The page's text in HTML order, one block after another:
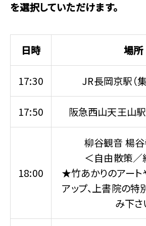
を選択していただけます。
日時 場所
17:30 JR長岡京駅（集
17:50 阪急西山天王山駅
18:00
柳谷観音 楊谷
＜自由散策／
★竹あかりのアート
アップ、上書院の
み下さ